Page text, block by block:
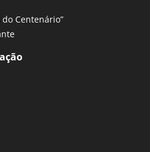
Centenário”